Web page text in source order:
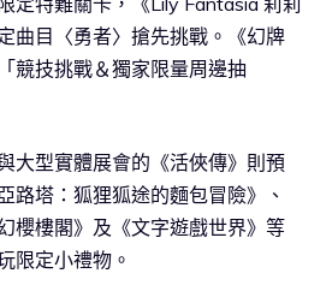
曲目〈勇者〉搶先挑戰。《幻牌
競技挑戰＆獨家限量周邊抽
大型實體展會的《活俠傳》則預
路塔：狐狸狐途的麵包冒險》、
櫻樓閣》及《文字遊戲世界》等
限定小禮物。